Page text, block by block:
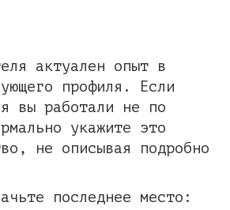
актуален опыт в
профиля. Если
вы работали не по
укажите это
не описывая подробно
последнее место: